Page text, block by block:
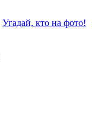
Угадай, кто на фото!